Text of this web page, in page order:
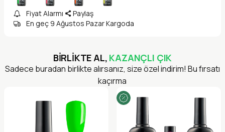
Fiyat Alarmı
Paylaş
En geç 9 Ağustos Pazar Kargoda
BİRLİKTE AL, KAZANÇLI ÇIK
Sadece buradan birlikte alırsanız, size özel indirim! Bu fırsatı
kaçırma